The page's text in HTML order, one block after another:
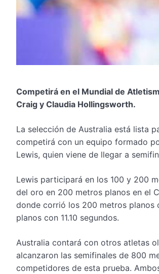
Competirá en el Mundial de
Craig y Claudia Hollingsworth.
La selección de Australia está lista
competirá con un equipo formado
Lewis, quien viene de llegar a
Lewis participará en los 100 y 200
del oro en 200 metros planos en el
donde corrió los 200 metros planos
planos con 11.10 segundos.
Australia contará con otros atletas
alcanzaron las semifinales de 800
competidores de esta prueba.